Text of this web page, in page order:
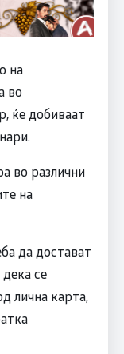
на
во
ќе добиваат
во различни
на
да достават
се
лична карта,